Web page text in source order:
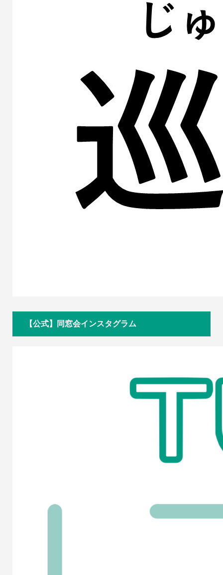
【公式】同窓会インスタグラム